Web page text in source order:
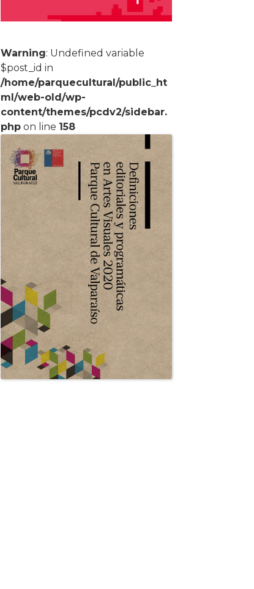
Warning: Undefined variable
$post_id in
/home/parquecultural/public_ht
ml/web-old/wp-
content/themes/pcdv2/sidebar.
php on line 158